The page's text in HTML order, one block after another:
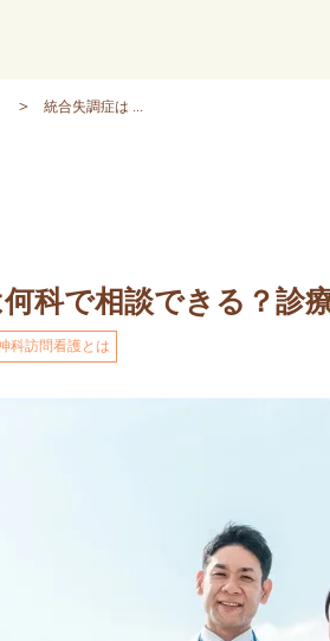
統合失調症は ...
科で相談できる？診
科訪問看護とは